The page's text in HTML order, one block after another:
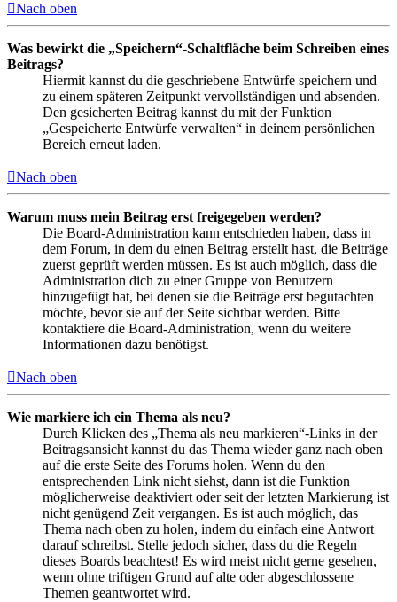
Nach oben
Was bewirkt die „Speichern“-Schaltfläche beim Schreiben eines
Beitrags?
Hiermit kannst du die geschriebene Entwürfe speichern und
zu einem späteren Zeitpunkt vervollständigen und absenden.
Den gesicherten Beitrag kannst du mit der Funktion
„Gespeicherte Entwürfe verwalten“ in deinem persönlichen
Bereich erneut laden.
Nach oben
Warum muss mein Beitrag erst freigegeben werden?
Die Board-Administration kann entschieden haben, dass in
dem Forum, in dem du einen Beitrag erstellt hast, die Beiträge
zuerst geprüft werden müssen. Es ist auch möglich, dass die
Administration dich zu einer Gruppe von Benutzern
hinzugefügt hat, bei denen sie die Beiträge erst begutachten
möchte, bevor sie auf der Seite sichtbar werden. Bitte
kontaktiere die Board-Administration, wenn du weitere
Informationen dazu benötigst.
Nach oben
Wie markiere ich ein Thema als neu?
Durch Klicken des „Thema als neu markieren“-Links in der
Beitragsansicht kannst du das Thema wieder ganz nach oben
auf die erste Seite des Forums holen. Wenn du den
entsprechenden Link nicht siehst, dann ist die Funktion
möglicherweise deaktiviert oder seit der letzten Markierung ist
nicht genügend Zeit vergangen. Es ist auch möglich, das
Thema nach oben zu holen, indem du einfach eine Antwort
darauf schreibst. Stelle jedoch sicher, dass du die Regeln
dieses Boards beachtest! Es wird meist nicht gerne gesehen,
wenn ohne triftigen Grund auf alte oder abgeschlossene
Themen geantwortet wird.